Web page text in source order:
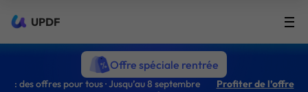
UPDF
Offre spéciale rentrée
: des offres pour tous · Jusqu’au 8 septembre Profiter de l’offre